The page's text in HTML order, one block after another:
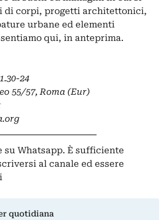
di corpi, progetti architettonici,
urbane ed elementi
qui, in anteprima.
24
55/57, Roma (Eur)
su Whatsapp. È sufficiente
al canale ed essere
quotidiana